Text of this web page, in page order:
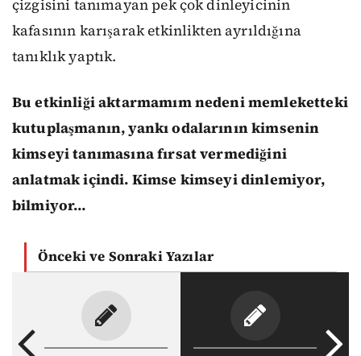
çizgisini tanımayan pek çok dinleyicinin
kafasının karışarak etkinlikten ayrıldığına
tanıklık yaptık.
Bu etkinliği aktarmamım nedeni memleketteki
kutuplaşmanın, yankı odalarının kimsenin
kimseyi tanımasına fırsat vermediğini
anlatmak içindi. Kimse kimseyi dinlemiyor,
bilmiyor…
Önceki ve Sonraki Yazılar